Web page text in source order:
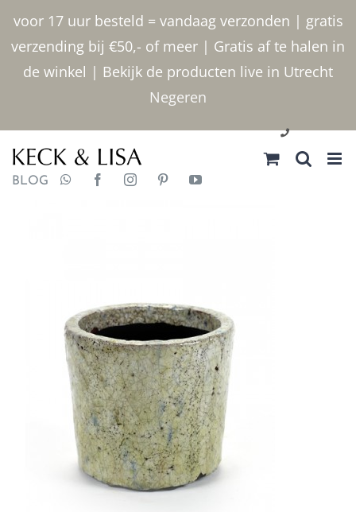
voor 17 uur besteld = vandaag verzonden | gratis
verzending bij €50,- of meer | Gratis af te halen in
de winkel | Bekijk de producten live in Utrecht
Negeren
inhoud
030 2400000
BLOG